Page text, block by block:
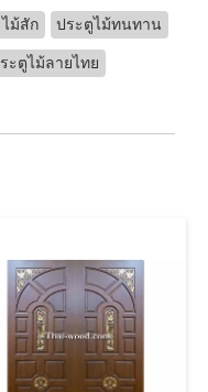
ไม้สัก ประตูไม้ทนทาน
ะตูไม้ลายไทย